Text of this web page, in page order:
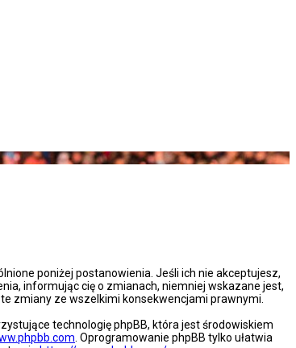
poniżej postanowienia. Jeśli ich nie akceptujesz,
informując cię o zmianach, niemniej wskazane jest,
zmiany ze wszelkimi konsekwencjami prawnymi.
technologię phpBB, która jest środowiskiem
. Oprogramowanie phpBB tylko ułatwia